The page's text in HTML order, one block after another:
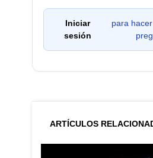
Iniciar
sesión
para
ARTÍCULOS